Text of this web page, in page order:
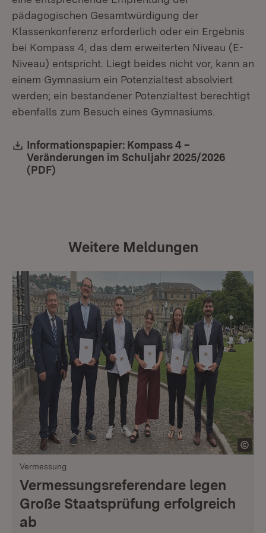
pädagogischen Gesamtwürdigung der
Klassenkonferenz erforderlich oder ein Ergebnis
bei Kompass 4, das dem erweiterten Niveau (E-
Niveau) entspricht. Liegt beides nicht vor, kann an
einem Gymnasium ein Potenzialtest absolviert
werden; ein bestandener Potenzialtest berechtigt
ebenfalls zum Besuch eines Gymnasiums.
Download:
Informationspapier: Kompass 4 –
Veränderungen im Schuljahr 2025/2026
(PDF)
Weitere Meldungen
Vermessung
Vermessungsreferendare legen
Große Staatsprüfung erfolgreich
ab